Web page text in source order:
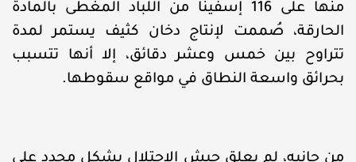
منها على 116 إسفيناً من اللباد المغطى بالمادة
الحارقة، صُممت لإنتاج دخان كثيف يستمر لمدة
تتراوح بين خمس وعشر دقائق، إلا أنها تتسبب
بحرائق واسعة النطاق في مواقع سقوطها.